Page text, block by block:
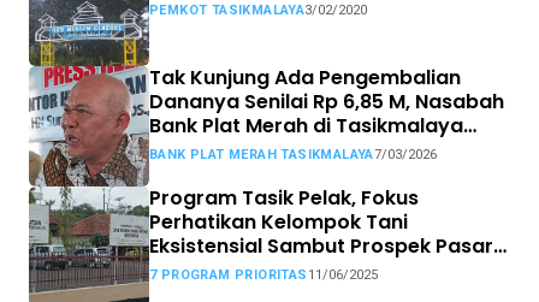
PEMKOT TASIKMALAYA3/02/2020
Tak Kunjung Ada Pengembalian
Dananya Senilai Rp 6,85 M, Nasabah
Bank Plat Merah di Tasikmalaya
Siap Tempuh Jalur Hukum.
BANK PLAT MERAH TASIKMALAYA7/03/2026
Program Tasik Pelak, Fokus
Perhatikan Kelompok Tani
Eksistensial Sambut Prospek Pasar
MBG
7 PROGRAM PRIORITAS 11/06/2025